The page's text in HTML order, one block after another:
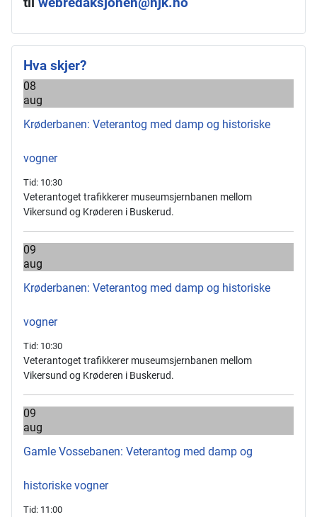
Hva skjer?
08
aug
Krøderbanen: Veterantog med damp og historiske
vogner
Tid: 10:30
Veterantoget trafikkerer museumsjernbanen mellom
Vikersund og Krøderen i Buskerud.
09
aug
Krøderbanen: Veterantog med damp og historiske
vogner
Tid: 10:30
Veterantoget trafikkerer museumsjernbanen mellom
Vikersund og Krøderen i Buskerud.
09
aug
Gamle Vossebanen: Veterantog med damp og
historiske vogner
Tid: 11:00